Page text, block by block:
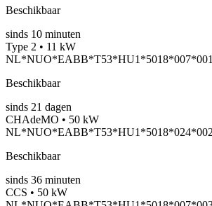
Beschikbaar
sinds 10 minuten
Type 2 • 11 kW
NL*NUO*EABB*T53*HU1*5018*007*001
Beschikbaar
sinds 21 dagen
CHAdeMO • 50 kW
NL*NUO*EABB*T53*HU1*5018*024*002
Beschikbaar
sinds 36 minuten
CCS • 50 kW